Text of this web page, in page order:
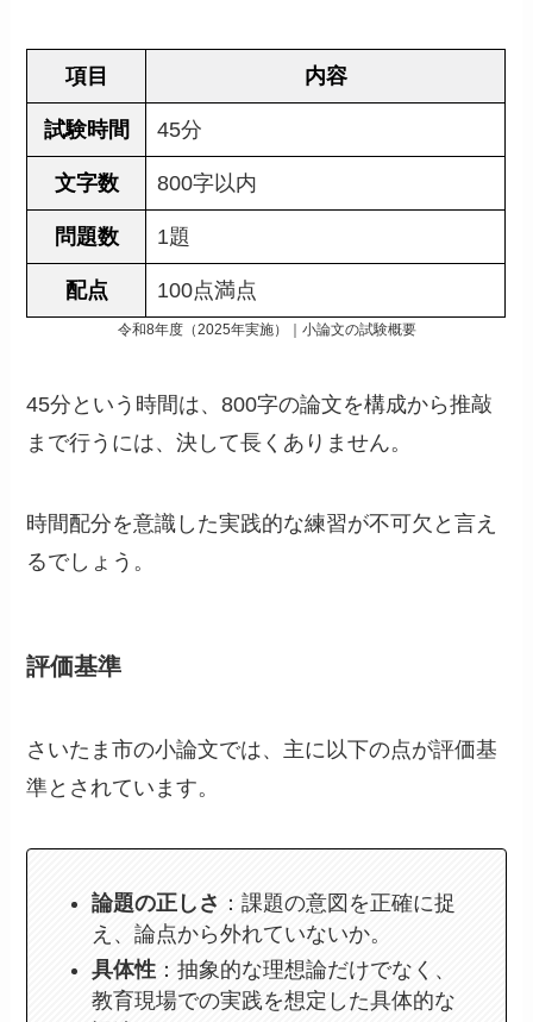
項目 内容
試験時間 45分
文字数 800字以内
問題数 1題
配点 100点満点
令和8年度（2025年実施）｜小論文の試験概要
45分という時間は、800字の論文を構成から推敲
まで行うには、決して長くありません。
時間配分を意識した実践的な練習が不可欠と言え
るでしょう。
評価基準
さいたま市の小論文では、主に以下の点が評価基
準とされています。
論題の正しさ ：課題の意図を正確に捉
え、論点から外れていないか。
具体性 ：抽象的な理想論だけでなく、
教育現場での実践を想定した具体的な